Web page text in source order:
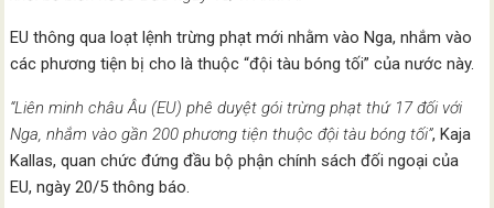
EU thông qua loạt lệnh trừng phạt mới nhằm vào Nga, nhắm vào
các phương tiện bị cho là thuộc “đội tàu bóng tối” của nước này.
“Liên minh châu Âu (EU) phê duyệt gói trừng phạt thứ 17 đối với
Nga, nhắm vào gần 200 phương tiện thuộc đội tàu bóng tối”, Kaja
Kallas, quan chức đứng đầu bộ phận chính sách đối ngoại của
EU, ngày 20/5 thông báo.